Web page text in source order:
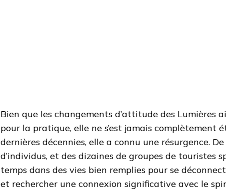
Bien que les changements d’attitude des Lumières
pour la pratique, elle ne s’est jamais complètement
dernières décennies, elle a connu une résurgence.
d’individus, et des dizaines de groupes de touristes
temps dans des vies bien remplies pour se
et rechercher une connexion significative avec le